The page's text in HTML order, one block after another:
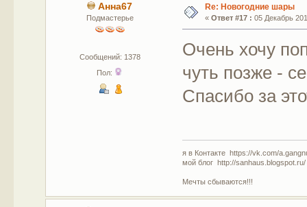
Анна67
Подмастерье
Сообщений: 1378
Пол:
Re: Новогодние шары
« Ответ #17 : 05 Декабрь
Очень хочу
чуть позже -
Спасибо за
я в Контакте https://vk.com/
мой блог http://sanhaus.blogspot.ru/
Мечты сбываются!!!